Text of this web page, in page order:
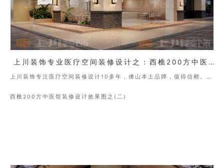
上川装饰专业医疗空间装修设计之：西樵200方中医馆装修设计效果图（二）
上川装饰专注医疗空间装修设计10多年，佛山本土品牌，值得信赖。地
西樵200方中医馆装修设计效果图之(二)